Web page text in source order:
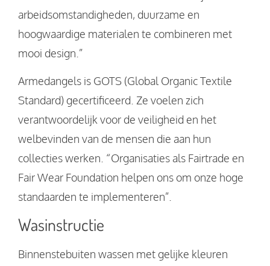
arbeidsomstandigheden, duurzame en
hoogwaardige materialen te combineren met
mooi design.”
Armedangels is GOTS (Global Organic Textile
Standard) gecertificeerd. Ze voelen zich
verantwoordelijk voor de veiligheid en het
welbevinden van de mensen die aan hun
collecties werken. “Organisaties als Fairtrade en
Fair Wear Foundation helpen ons om onze hoge
standaarden te implementeren”.
Wasinstructie
Binnenstebuiten wassen met gelijke kleuren